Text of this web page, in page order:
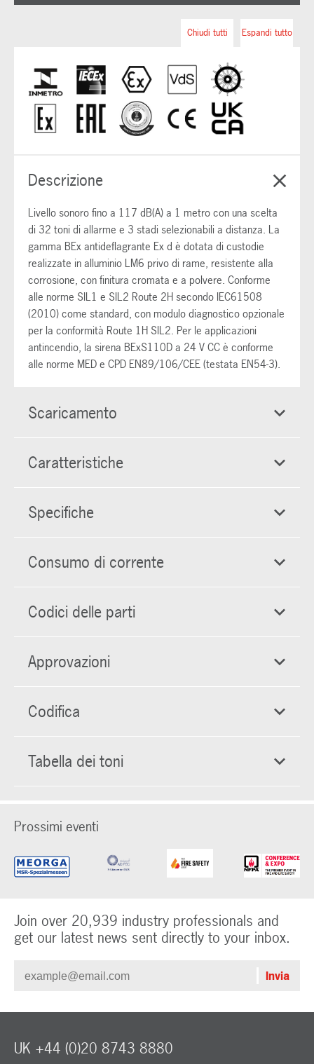
Espandi tutto
Chiudi tutti
Descrizione
Livello sonoro fino a 117 dB(A) a 1 metro con una scelta
di 32 toni di allarme e 3 stadi selezionabili a distanza. La
gamma BEx antideflagrante Ex d è dotata di custodie
realizzate in alluminio LM6 privo di rame, resistente alla
corrosione, con finitura cromata e a polvere. Conforme
alle norme SIL1 e SIL2 Route 2H secondo IEC61508
(2010) come standard, con modulo diagnostico opzionale
per la conformità Route 1H SIL2. Per le applicazioni
antincendio, la sirena BExS110D a 24 V CC è conforme
alle norme MED e CPD EN89/106/CEE (testata EN54-3).
Scaricamento
Caratteristiche
Specifiche
Consumo di corrente
Codici delle parti
Approvazioni
Codifica
Tabella dei toni
Prossimi eventi
Join over 20,939 industry professionals and
get our latest news sent directly to your inbox.
UK +44 (0)20 8743 8880